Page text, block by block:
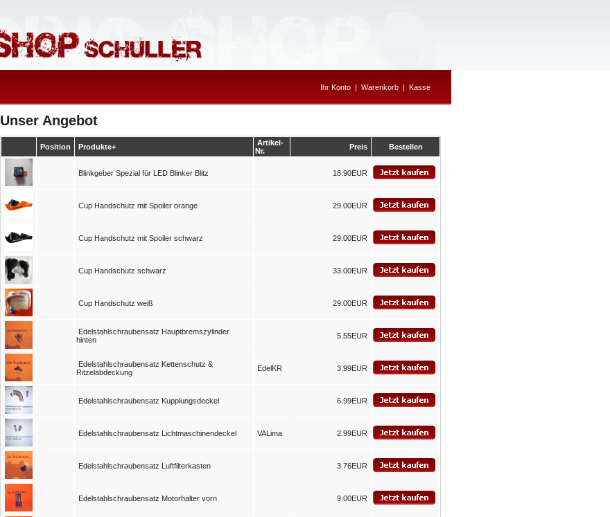
Ihr Konto | Warenkorb | Kasse
Unser Angebot
Position Produkte+
Artikel-
Nr.
Preis Bestellen
Blinkgeber Spezial für LED Blinker Blitz 18.90EUR
Cup Handschutz mit Spoiler orange 29.00EUR
Cup Handschutz mit Spoiler schwarz 29.00EUR
Cup Handschutz schwarz 33.00EUR
Cup Handschutz weiß 29.00EUR
Edelstahlschraubensatz Hauptbremszylinder
hinten
5.55EUR
Edelstahlschraubensatz Kettenschutz &
Ritzelabdeckung
EdelKR 3.99EUR
Edelstahlschraubensatz Kupplungsdeckel 6.99EUR
Edelstahlschraubensatz Lichtmaschinendeckel VALima 2.99EUR
Edelstahlschraubensatz Luftfilterkasten 3.76EUR
Edelstahlschraubensatz Motorhalter vorn 9.00EUR